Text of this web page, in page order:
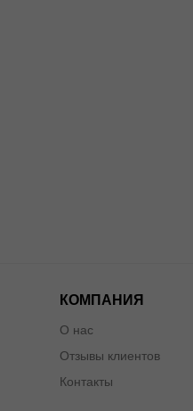
КОМПАНИЯ
О нас
Отзывы клиентов
Контакты